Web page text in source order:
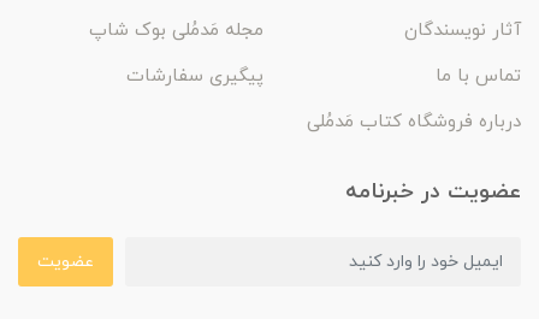
آثار نویسندگان
مجله مَدمُلی بوک شاپ
تماس با ما
پیگیری سفارشات
درباره فروشگاه کتاب مَدمُلی
عضویت در خبرنامه
عضویت